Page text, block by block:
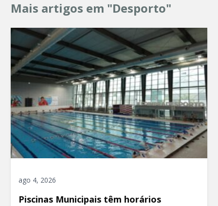
Mais artigos em "Desporto"
ago 4, 2026
Piscinas Municipais têm horários